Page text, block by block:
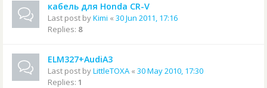
кабель для Honda CR-V
Last post byKimi « 30 Jun 2011, 17:16
Replies: 8
ELM327+AudiA3
Last post byLittleTOXA « 30 May 2010, 17:30
Replies: 1